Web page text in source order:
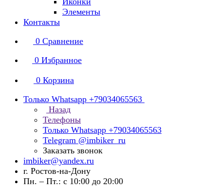
Элементы
Контакты
0 Сравнение
0 Избранное
0 Корзина
Только Whatsapp +79034065563
Назад
Телефоны
Только Whatsapp +79034065563
Telegram @imbiker_ru
Заказать звонок
imbiker@yandex.ru
г. Ростов-на-Дону
Пн. – Пт.: с 10:00 до 20:00